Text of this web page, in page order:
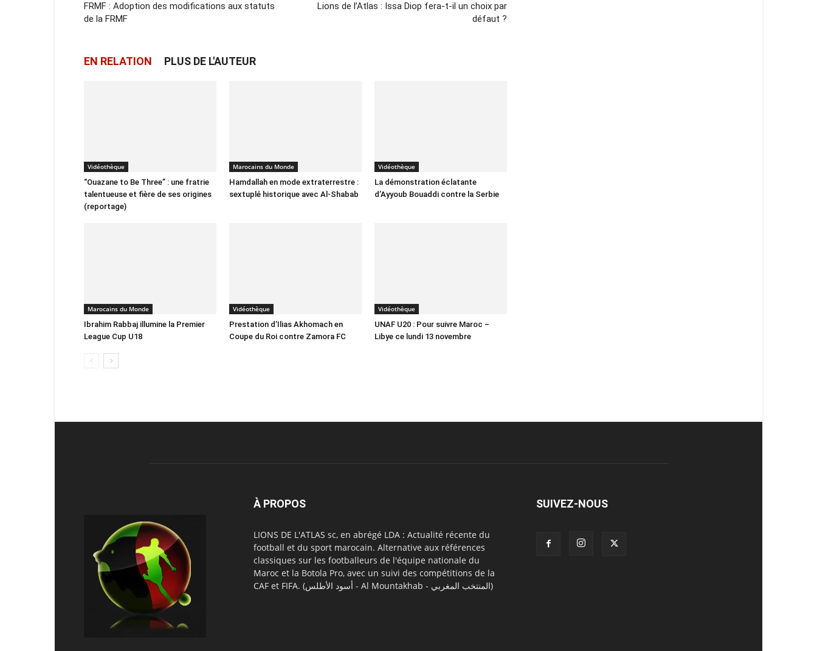
FRMF : Adoption des modifications aux statuts
de la FRMF
Lions de l’Atlas : Issa Diop fera-t-il un choix par
défaut ?
EN RELATION PLUS DE L'AUTEUR
Vidéothèque
“Ouazane to Be Three” : une fratrie
talentueuse et fière de ses origines
(reportage)
Marocains du Monde
Hamdallah en mode extraterrestre :
sextuplé historique avec Al-Shabab
Vidéothèque
La démonstration éclatante
d’Ayyoub Bouaddi contre la Serbie
Marocains du Monde
Ibrahim Rabbaj illumine la Premier
League Cup U18
Vidéothèque
Prestation d’Ilias Akhomach en
Coupe du Roi contre Zamora FC
Vidéothèque
UNAF U20 : Pour suivre Maroc –
Libye ce lundi 13 novembre
À PROPOS
LIONS DE L'ATLAS sc, en abrégé LDA : Actualité récente du
football et du sport marocain. Alternative aux références
classiques sur les footballeurs de l'équipe nationale du
Maroc et la Botola Pro, avec un suivi des compétitions de la
CAF et FIFA. (أسود الأطلس - Al Mountakhab - المنتخب المغربي)
SUIVEZ-NOUS